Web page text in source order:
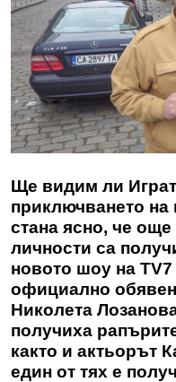
Ще видим ли
приключването на
стана ясно, че
личности са
новото шоу на
официално
Николета
получиха
както и актьорът
един от тях е